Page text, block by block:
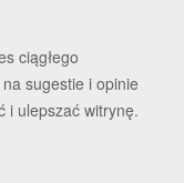
ciągłego
sugestie i opinie
i ulepszać witrynę.